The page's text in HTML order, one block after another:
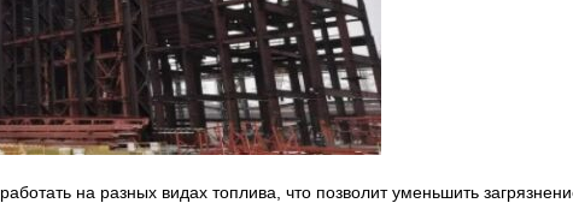
на разных видах топлива, что позволит уменьшить